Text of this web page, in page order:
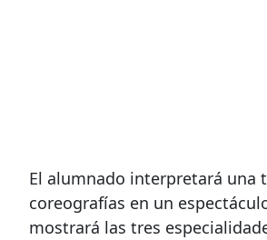
El alumnado interpretará una
coreografías en un
mostrará las tres